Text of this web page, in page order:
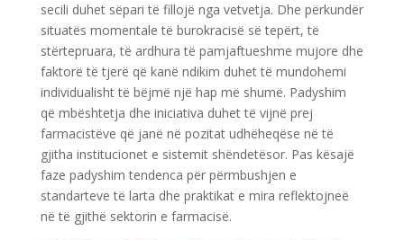
secili duhet sëpari të fillojë nga vetvetja. Dhe përkundër
situatës momentale të burokracisë së tepërt, të
stërtepruara, të ardhura të pamjaftueshme mujore dhe
faktorë të tjerë që kanë ndikim duhet të mundohemi
individualisht të bëjmë një hap më shumë. Padyshim
që mbështetja dhe iniciativa duhet të vijnë prej
farmacistëve që janë në pozitat udhëheqëse në të
gjitha institucionet e sistemit shëndetësor. Pas kësajë
faze padyshim tendenca për përmbushjen e
standarteve të larta dhe praktikat e mira reflektojneë
në të gjithë sektorin e farmacisë.